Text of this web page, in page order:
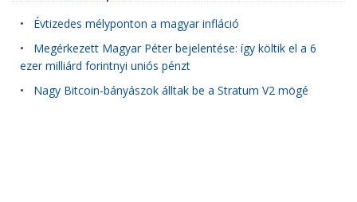
• Évtizedes mélyponton a magyar infláció
• Megérkezett Magyar Péter bejelentése: így költik el a 6
ezer milliárd forintnyi uniós pénzt
• Nagy Bitcoin-bányászok álltak be a Stratum V2 mögé